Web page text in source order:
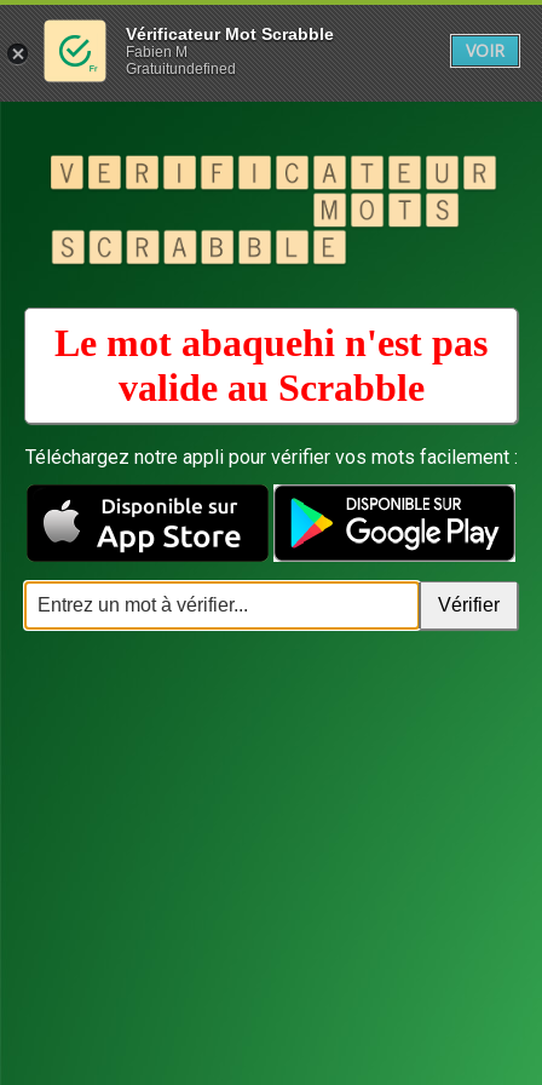
Le mot abaquehi n'est pas
valide au Scrabble
Téléchargez notre appli pour vérifier vos mots facilement :
Vérificateur Mot Scrabble
Fabien M
Gratuitundefined
VOIR